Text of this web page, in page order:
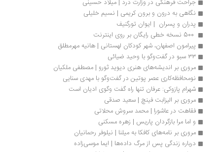
جراحت فرهنگی در وزارت درد | میلاد حسینی
نگاهی به درون و برون کریمی | نسیم خلیلی
پدران و پسران  | ایوان تورگنیف
پیرامون اصفهان، شهر کودکان لهستانی | هانیه مهرمطلق
مروری بر اندیشه‌های هنری دیوید ثورو | مصطفی ملکیان
نومحافظه‌کاری عصر پوتین در گفت‌وگو با مهدی سنایی
شهرام پازوکی: عرفان تنها راه گفت و‌گوی ادیان است
مروری بر الیزابت فینچ | سعید صدقی
فقاهت در عاشورا | محمد سروش محلاتی
و اما مرا بازگردان پاریس | زهره مسکنی
مروری بر نامه‌‌های کافکا به میلنا | نیلوفر رحمانیان
درباره زندگی پس از مرگ داده‌ها | ایما موسی‌زاده